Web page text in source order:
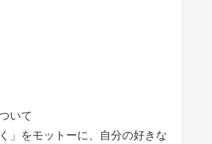
いて
」をモットーに、自分の好きな